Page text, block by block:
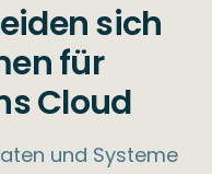
sich
für
Cloud
und Systeme